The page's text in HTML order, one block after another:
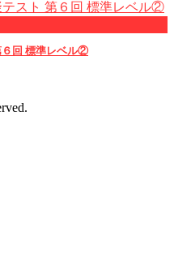
６回 標準レベル②